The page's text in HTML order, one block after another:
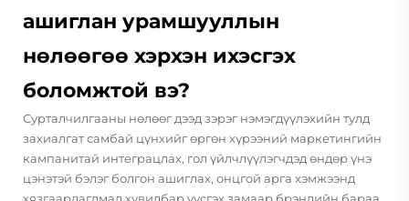
ашиглан урамшууллын
нөлөөгөө хэрхэн ихэсгэх
боломжтой вэ?
Сурталчилгааны нөлөөг дээд зэрэг нэмэгдүүлэхийн тулд
захиалгат самбай цүнхийг өргөн хүрээний маркетингийн
кампанитай интеграцлах, гол үйлчлүүлэгчдэд өндөр үнэ
цэнэтэй бэлэг болгон ашиглах, онцгой арга хэмжээнд
хязгаарлагдмал хувилбар үүсгэх замаар брэндийн бараа